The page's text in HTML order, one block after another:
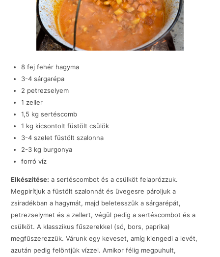
8 fej fehér hagyma
3-4 sárgarépa
2 petrezselyem
1 zeller
1,5 kg sertéscomb
1 kg kicsontolt füstölt csülök
3-4 szelet füstölt szalonna
2-3 kg burgonya
forró víz
Elkészítése: a sertéscombot és a csülköt felaprózzuk.
Megpirítjuk a füstölt szalonnát és üvegesre pároljuk a
zsiradékban a hagymát, majd beletesszük a sárgarépát,
petrezselymet és a zellert, végül pedig a sertéscombot és a
csülköt. A klasszikus fűszerekkel (só, bors, paprika)
megfűszerezzük. Várunk egy keveset, amíg kiengedi a levét,
azután pedig felöntjük vízzel. Amikor félig megpuhult,